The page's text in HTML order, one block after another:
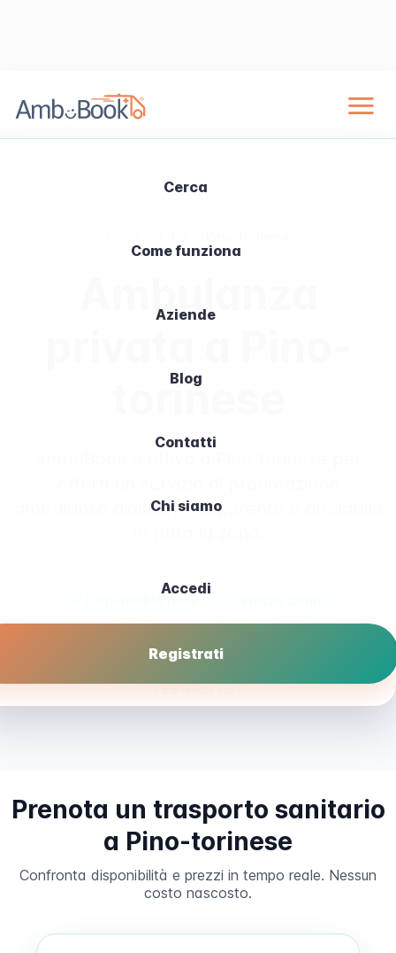
Cerca
Come funziona
Aziende
Blog
Contatti
Chi siamo
Accedi
Registrati
Ambulanza
torinese
ambulanza digitale, trasparente e affidabile
✓ Operatori certificati
Prenota un trasporto sanitario
a Pino-torinese
Confronta disponibilità e prezzi in tempo reale. Nessun
costo nascosto.